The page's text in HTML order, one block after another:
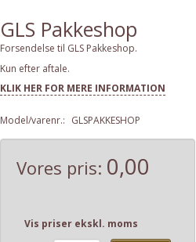
GLS Pakkeshop
Forsendelse til GLS Pakkeshop.
Kun efter aftale.
KLIK HER FOR MERE INFORMATION
Model/varenr.: GLSPAKKESHOP
Vores pris: 0,00
Vis priser ekskl. moms